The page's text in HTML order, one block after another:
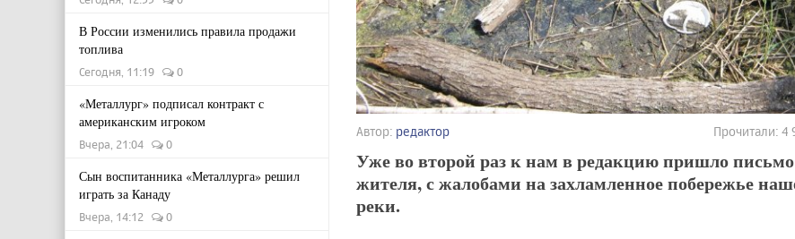
В России изменились правила продажи
топлива
Сегодня, 11:19 0
«Металлург» подписал контракт с
американским игроком
Вчера, 21:04 0
Сын воспитанника «Металлурга» решил
играть за Канаду
Вчера, 14:12 0
Автор: редактор Прочитали:
Уже во второй раз к нам в редакцию пришло письмо
жителя, с жалобами на захламленное побережье
реки.